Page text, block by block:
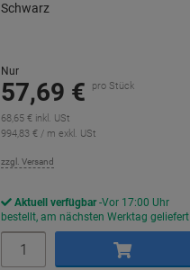
Schwarz
Nur
57,69 € pro Stück
68,65 € inkl. USt
994,83 € / m exkl. USt
zzgl. Versand
Aktuell verfügbar Vor 17:00 Uhr
bestellt, am nächsten Werktag geliefert